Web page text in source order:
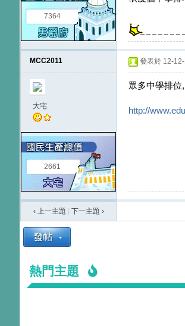
7364
MCC2011
大宅
2661
發表於 12-
眾多中學排
http://
‹ 上一主題 下一主題 ›
熱門主題